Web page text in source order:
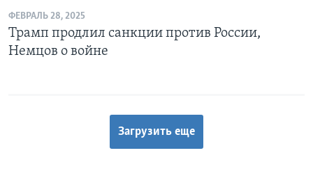
ФЕВРАЛЬ 28, 2025
Трамп продлил санкции против России,
Немцов о войне
Загрузить еще